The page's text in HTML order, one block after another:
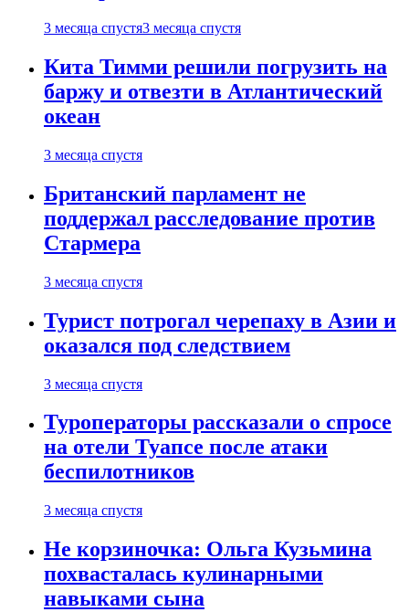
3 месяца спустя3 месяца спустя
Кита Тимми решили погрузить на
баржу и отвезти в Атлантический
океан
3 месяца спустя
Британский парламент не
поддержал расследование против
Стармера
3 месяца спустя
Турист потрогал черепаху в Азии и
оказался под следствием
3 месяца спустя
Туроператоры рассказали о спросе
на отели Туапсе после атаки
беспилотников
3 месяца спустя
Не корзиночка: Ольга Кузьмина
похвасталась кулинарными
навыками сына